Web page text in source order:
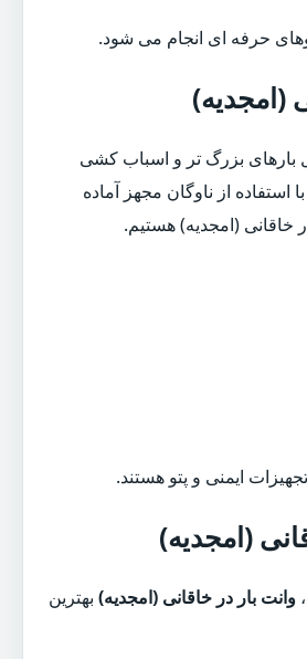
حرفه ای انجام می شود.
(امجدیه)
بارهای بزرگ تر و اسباب کشی
از ناوگان مجهز آماده
خاقانی (امجدیه) هستیم.
ایمنی و پتو هستند.
(امجدیه)
وانت بار در خاقانی (امجدیه) بهترین